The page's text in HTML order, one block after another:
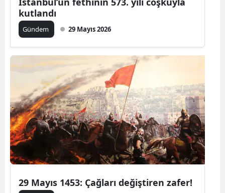
Giresun
Hakkari
Hatay
Isparta
Mersin
İstanbul
kutlandı
Gündem 29 Mayıs 2026
29 Mayıs 1453: Çağları değiştiren zafer!